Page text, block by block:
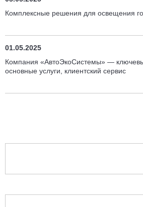
Комплексные решения для освещения
01.05.2025
Компания «АвтоЭкоСистемы» —
основные услуги, клиентский сервис